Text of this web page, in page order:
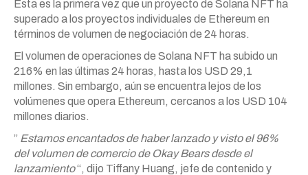
Esta es la primera vez que un proyecto de Solana NFT ha
superado a los proyectos individuales de Ethereum en
términos de volumen de negociación de 24 horas.
El volumen de operaciones de Solana NFT ha subido un
216% en las últimas 24 horas, hasta los USD 29,1
millones. Sin embargo, aún se encuentra lejos de los
volúmenes que opera Ethereum, cercanos a los USD 104
millones diarios.
” Estamos encantados de haber lanzado y visto el 96%
del volumen de comercio de Okay Bears desde el
lanzamiento“, dijo Tiffany Huang, jefe de contenido y